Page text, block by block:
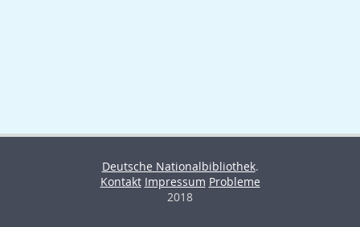
Deutsche Nationalbibliothek.
Kontakt Impressum Probleme
2018